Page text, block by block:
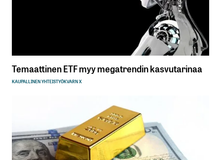
Temaattinen ETF myy megatrendin kasvutarinaa
KAUPALLINEN YHTEISTYÖKVARN X